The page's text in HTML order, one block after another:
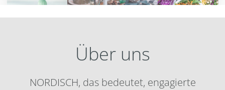
Über uns
NORDISCH, das bedeutet, engagierte